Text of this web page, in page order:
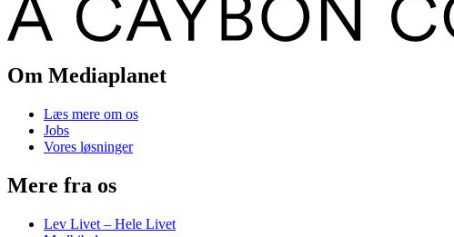
Om Mediaplanet
Læs mere om os
Jobs
Vores løsninger
Mere fra os
Lev Livet – Hele Livet